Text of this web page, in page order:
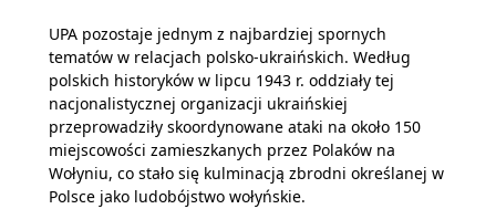
UPA pozostaje jednym z najbardziej spornych
tematów w relacjach polsko-ukraińskich. Według
polskich historyków w lipcu 1943 r. oddziały tej
nacjonalistycznej organizacji ukraińskiej
przeprowadziły skoordynowane ataki na około 150
miejscowości zamieszkanych przez Polaków na
Wołyniu, co stało się kulminacją zbrodni określanej w
Polsce jako ludobójstwo wołyńskie.